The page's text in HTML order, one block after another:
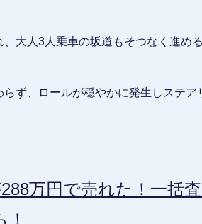
大人3人乗車の坂道もそつなく進め
ず、ロールが穏やかに発生しステア
万円で売れた！一括
！